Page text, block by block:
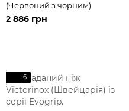
(Червоний з чорним)
2 886 грн
6